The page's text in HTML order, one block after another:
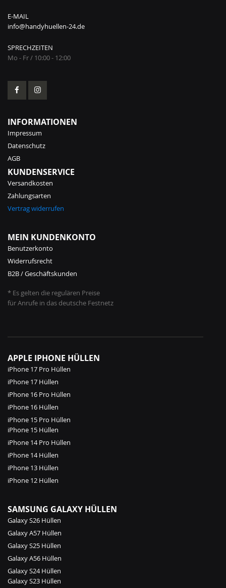
E-MAIL
info@handyhuellen-24.de
SPRECHZEITEN
Mo - Fr / 10:00 - 12:00
INFORMATIONEN
Impressum
Datenschutz
AGB
KUNDENSERVICE
Versandkosten
Zahlungsarten
Vertrag widerrufen
MEIN KUNDENKONTO
Benutzerkonto
Widerrufsrecht
B2B / Geschäftskunden
* Es gelten die regulären Preise
für Anrufe in das deutsche Festnetz
APPLE IPHONE HÜLLEN
iPhone 17 Pro Hüllen
iPhone 17 Hüllen
iPhone 16 Pro Hüllen
iPhone 16 Hüllen
iPhone 15 Pro Hüllen
iPhone 15 Hüllen
iPhone 14 Pro Hüllen
iPhone 14 Hüllen
iPhone 13 Hüllen
iPhone 12 Hüllen
SAMSUNG GALAXY HÜLLEN
Galaxy S26 Hüllen
Galaxy A57 Hüllen
Galaxy S25 Hüllen
Galaxy A56 Hüllen
Galaxy S24 Hüllen
Galaxy S23 Hüllen